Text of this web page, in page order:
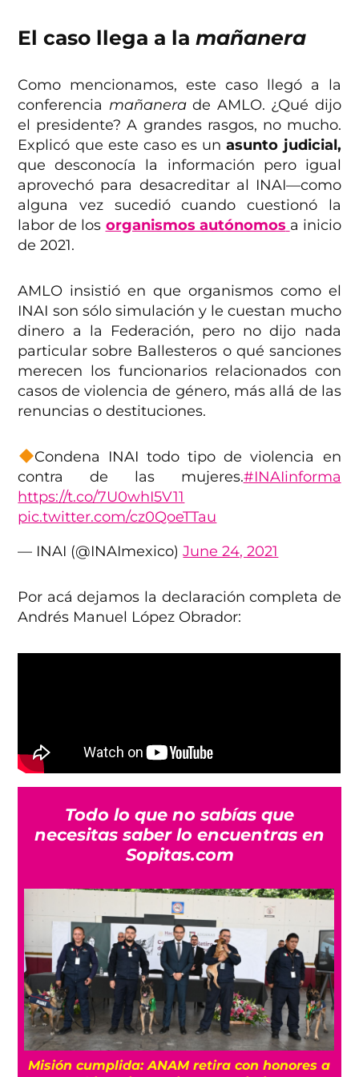
El caso llega a lamañanera
Como mencionamos, este caso llegó a la
conferencia mañanerade AMLO. ¿Qué dijo
el presidente? A grandes rasgos, no mucho.
Explicó que este caso es unasunto judicial,
que desconocía la información pero igual
aprovechó para desacreditar al INAI—como
alguna vez sucedió cuando cuestionó la
labor de los organismos autónomos a inicio
de 2021.
AMLO insistió en que organismos como el
INAI son sólo simulación y le cuestan mucho
dinero a la Federación, pero no dijo nada
particular sobre Ballesteros o qué sanciones
merecen los funcionarios relacionados con
casos de violencia de género, más allá de las
renuncias o destituciones.
Condena INAI todo tipo de violencia en
contra de las mujeres.#INAIinforma
https://t.co/7U0whI5V11
pic.twitter.com/cz0QoeTTau
— INAI (@INAImexico)June 24, 2021
Por acá dejamos la declaración completa de
Andrés Manuel López Obrador:
Todo lo que no sabías que
necesitas saber lo encuentras en
Sopitas.com
cumplida: ANAM retira con honores a